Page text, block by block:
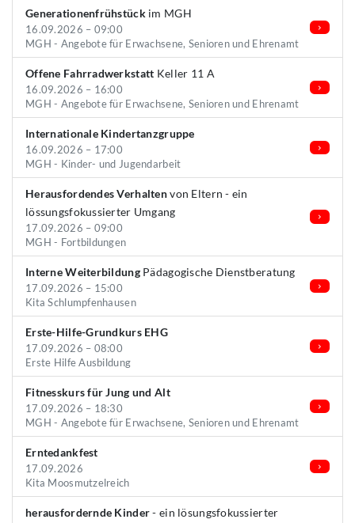
Generationenfrühstückim MGH
16.09.2026 – 09:00
MGH - Angebote für Erwachsene, Senioren und Ehrenamt
Offene Fahrradwerkstatt Keller 11 A
16.09.2026 – 16:00
MGH - Angebote für Erwachsene, Senioren und Ehrenamt
Internationale Kindertanzgruppe
16.09.2026 – 17:00
MGH - Kinder- und Jugendarbeit
Herausfordendes Verhaltenvon Eltern - ein
lössungsfokussierter Umgang
17.09.2026 – 09:00
MGH - Fortbildungen
Interne WeiterbildungPädagogische Dienstberatung
17.09.2026 – 15:00
Kita Schlumpfenhausen
Erste-Hilfe-Grundkurs EHG
17.09.2026 – 08:00
Erste Hilfe Ausbildung
Fitnesskurs für Jung und Alt
17.09.2026 – 18:30
MGH - Angebote für Erwachsene, Senioren und Ehrenamt
Erntedankfest
17.09.2026
Kita Moosmutzelreich
herausfordernde Kinder- ein lösungsfokussierter